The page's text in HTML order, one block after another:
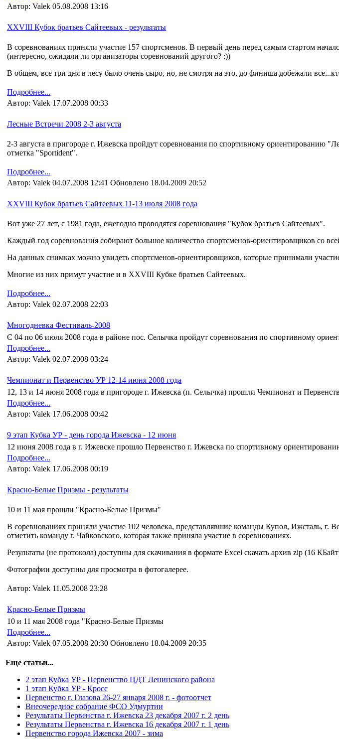
Автор: Valek 05.08.2008 13:16
XXVIII Кубок братьев Сайтеевых - результаты
В соревнованиях приняли участие 157 спортсменов. В первый день перед самым стартом
(интересно, ожидали ли организаторы соревнований другого? :))
В общем, все три дня в лесу было очень сыро, но, не смотря на это, до финиша добежали
Подробнее...
Автор: Valek 17.07.2008 00:33
Лесные Встречи 2008 2-3 августа
2-3 августа в пригороде г. Ижевска пройдут соревнования по спортивному ориентированию
отметка "Sportident".
Подробнее...
Автор: Valek 04.07.2008 12:41 Обновлено 18.04.2009 20:52
XXVIII Кубок братьев Сайтеевых 11-13 июля 2008 года
Вот уже 27 лет, с 1981 года, ежегодно проводятся соревнования "Кубок братьев Сайтеевых".
Каждый год соревнования собирают большое количество спортсменов-ориентировщиков со
На данных снимках можно увидеть спортсменов-ориентировщиков, которые принимали
Многие из них примут участие и в XXVIII Кубке братьев Сайтеевых.
Подробнее...
Автор: Valek 02.07.2008 22:03
Многодневка Фестиваль-2008
С 04 по 06 июля 2008 года в районе пос. Селычка пройдут соревнования по спортивному
Подробнее...
Автор: Valek 02.07.2008 03:24
Чемпионат и Первенство УР 12-14 июня 2008 года
12, 13 и 14 июня 2008 года в пригороде г. Ижевска (п. Селычка) прошли Чемпионат и
Подробнее...
Автор: Valek 17.06.2008 00:42
9 этап Кубка УР - день города Ижевска - 12 июня
12 июня 2008 года в г. Ижевске прошло Первенство г. Ижевска по спортивному
Подробнее...
Автор: Valek 17.06.2008 00:19
Красно-Белые Призмы - результаты
10 и 11 мая прошли "Красно-Белые Призмы"
В соревнованиях приняли участие 102 человека, представлявшие команды Купол, Ижсталь,
отметить команду г. Чайковского, которая также приняла участие в соревнованиях.
Результаты (не протокола) доступны для скачивания в формате Excel скачать архив zip (16
Фотографии доступны для просмотра в фотогалерее.
Автор: Valek 11.05.2008 23:28
Красно-Белые Призмы
10 и 11 мая 2008 года "Красно-Белые Призмы
Подробнее...
Автор: Valek 07.05.2008 20:30 Обновлено 18.04.2009 20:35
Еще статьи...
2 этап Кубка УР - Первенство ЦДТ Ленинского района
1 этап Кубка УР - Кросс
Первенство г. Глазова 26-27 января 2008 г. - фотоотчет
Внеочередное собрание ФСО Удмуртии
Результаты Первенства г. Ижевска 23 декабря 2007 г. 2 день
Результаты Первенства г. Ижевска 16 декабря 2007 г. 1 день
Первенство города Ижевска 2007 - зима